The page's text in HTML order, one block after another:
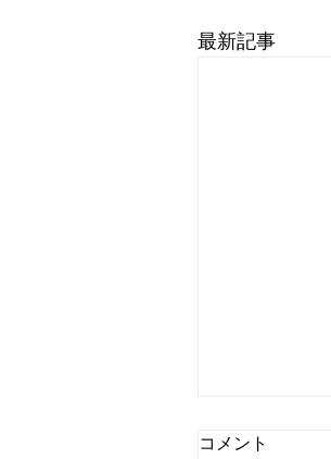
最新記事
コメント